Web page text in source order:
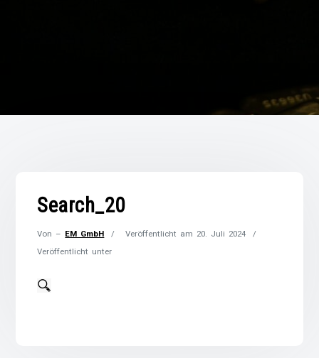
Search_20
Von – EM GmbH Veröffentlicht am 20. Juli 2024
Veröffentlicht unter